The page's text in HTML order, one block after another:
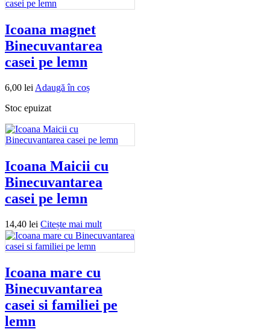
Icoana magnet
Binecuvantarea
casei pe lemn
6,00 lei Adaugă în coș
Stoc epuizat
Icoana Maicii cu
Binecuvantarea
casei pe lemn
14,40 lei Citește mai mult
Icoana mare cu
Binecuvantarea
casei si familiei pe
lemn